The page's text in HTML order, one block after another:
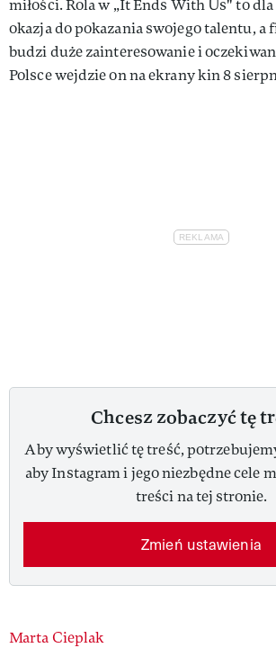
miłości. Rola w „It Ends With Us" to
okazja do pokazania swojego talentu, a
budzi duże zainteresowanie i
Polsce wejdzie on na ekrany kin 8
Chcesz zobaczyć tę
Aby wyświetlić tę treść,
aby Instagram i jego niezbędne cele
treści na tej stronie.
Zmień ustawienia
Authors
Marta Cieplak